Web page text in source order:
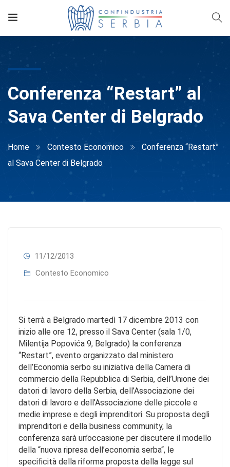
Conferenza “Restart” al
Sava Center di Belgrado
Home Contesto Economico
Conferenza “Restart”
al Sava Center di Belgrado
11/12/2013
Contesto Economico
Si terrà a Belgrado martedì 17 dicembre 2013 con
inizio alle ore 12, presso il Sava Center (sala 1/0,
Milentija Popovića 9, Belgrado) la conferenza
“Restart”, evento organizzato dal ministero
dell’Economia serbo su iniziativa della Camera di
commercio della Repubblica di Serbia, dell’Unione dei
datori di lavoro della Serbia, dell’Associazione dei
datori di lavoro e dell’Associazione delle piccole e
medie imprese e degli imprenditori. Su proposta degli
imprenditori e della business community, la
conferenza sarà un’occasione per discutere il modello
della “nuova ripresa dell’economia serba“, le
specificità della riforma proposta della legge sul